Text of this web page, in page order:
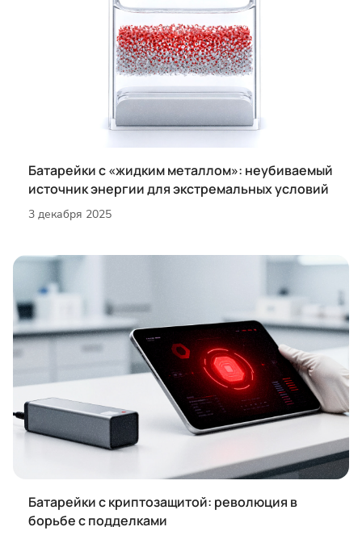
Батарейки с «жидким металлом»: неубиваемый
источник энергии для экстремальных условий
3 декабря 2025
Батарейки с криптозащитой: революция в
борьбе с подделками